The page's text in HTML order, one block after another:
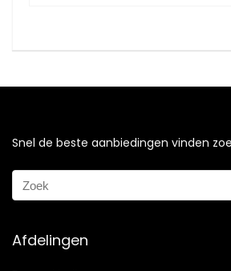
Snel de beste aanbiedingen vinden
Afdelingen